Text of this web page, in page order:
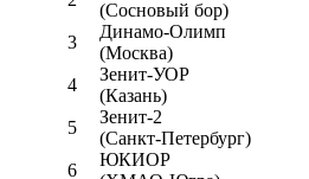
(Сосновый бор)
3
Динамо-Олимп
(Москва)
4
Зенит-УОР
(Казань)
5
Зенит-2
(Санкт-Петербург)
6
ЮКИОР